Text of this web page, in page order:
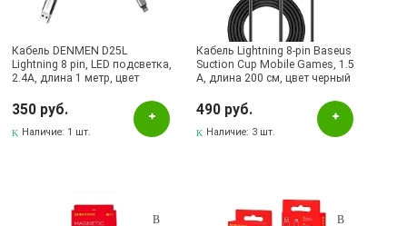
Кабель DENMEN D25L
Lightning 8 pin, LED подсветка,
2.4A, длина 1 метр, цвет
350 руб.
Наличие: 1 шт.
Кабель Lightning 8-pin Baseus
Suction Cup Mobile Games, 1.5
A, длина 200 см, цвет черный
490 руб.
Наличие: 3 шт.